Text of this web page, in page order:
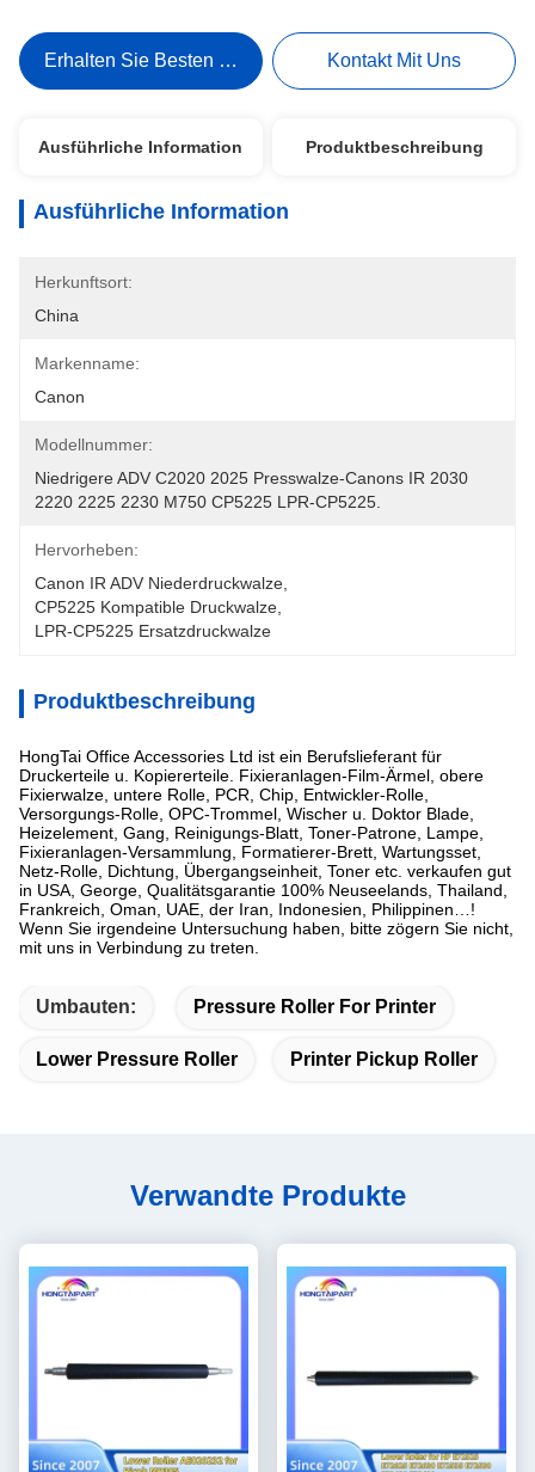
Erhalten Sie Besten Preis Kontakt Mit Uns
Ausführliche Information Produktbeschreibung
Ausführliche Information
Herkunftsort:
China
Markenname:
Canon
Modellnummer:
Niedrigere ADV C2020 2025 Presswalze-Canons IR 2030
2220 2225 2230 M750 CP5225 LPR-CP5225.
Hervorheben:
Canon IR ADV Niederdruckwalze
CP5225 Kompatible Druckwalze
LPR-CP5225 Ersatzdruckwalze
Produktbeschreibung
HongTai Office Accessories Ltd ist ein Berufslieferant für
Druckerteile u. Kopiererteile. Fixieranlagen-Film-Ärmel, obere
Fixierwalze, untere Rolle, PCR, Chip, Entwickler-Rolle,
Versorgungs-Rolle, OPC-Trommel, Wischer u. Doktor Blade,
Heizelement, Gang, Reinigungs-Blatt, Toner-Patrone, Lampe,
Fixieranlagen-Versammlung, Formatierer-Brett, Wartungsset,
Netz-Rolle, Dichtung, Übergangseinheit, Toner etc. verkaufen gut
in USA, George, Qualitätsgarantie 100% Neuseelands, Thailand,
Frankreich, Oman, UAE, der Iran, Indonesien, Philippinen…!
Wenn Sie irgendeine Untersuchung haben, bitte zögern Sie nicht,
mit uns in Verbindung zu treten.
Umbauten: Pressure Roller For Printer
Lower Pressure Roller Printer Pickup Roller
Verwandte Produkte